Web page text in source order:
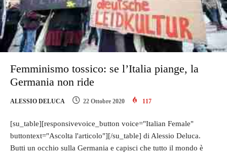
Femminismo tossico: se l’Italia piange, la
Germania non ride
ALESSIO DELUCA 22 Ottobre 2020 117
[su_table][responsivevoice_button voice="Italian Female"
buttontext="Ascolta l'articolo"][/su_table] di Alessio Deluca.
Butti un occhio sulla Germania e capisci che tutto il mondo è